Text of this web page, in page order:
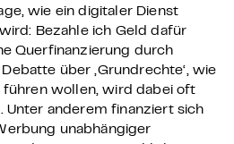
wie ein digitaler Dienst
Bezahle ich Geld dafür
Querfinanzierung durch
über ‚Grundrechte‘, wie
wollen, wird dabei oft
Unter anderem finanziert sich
unabhängiger